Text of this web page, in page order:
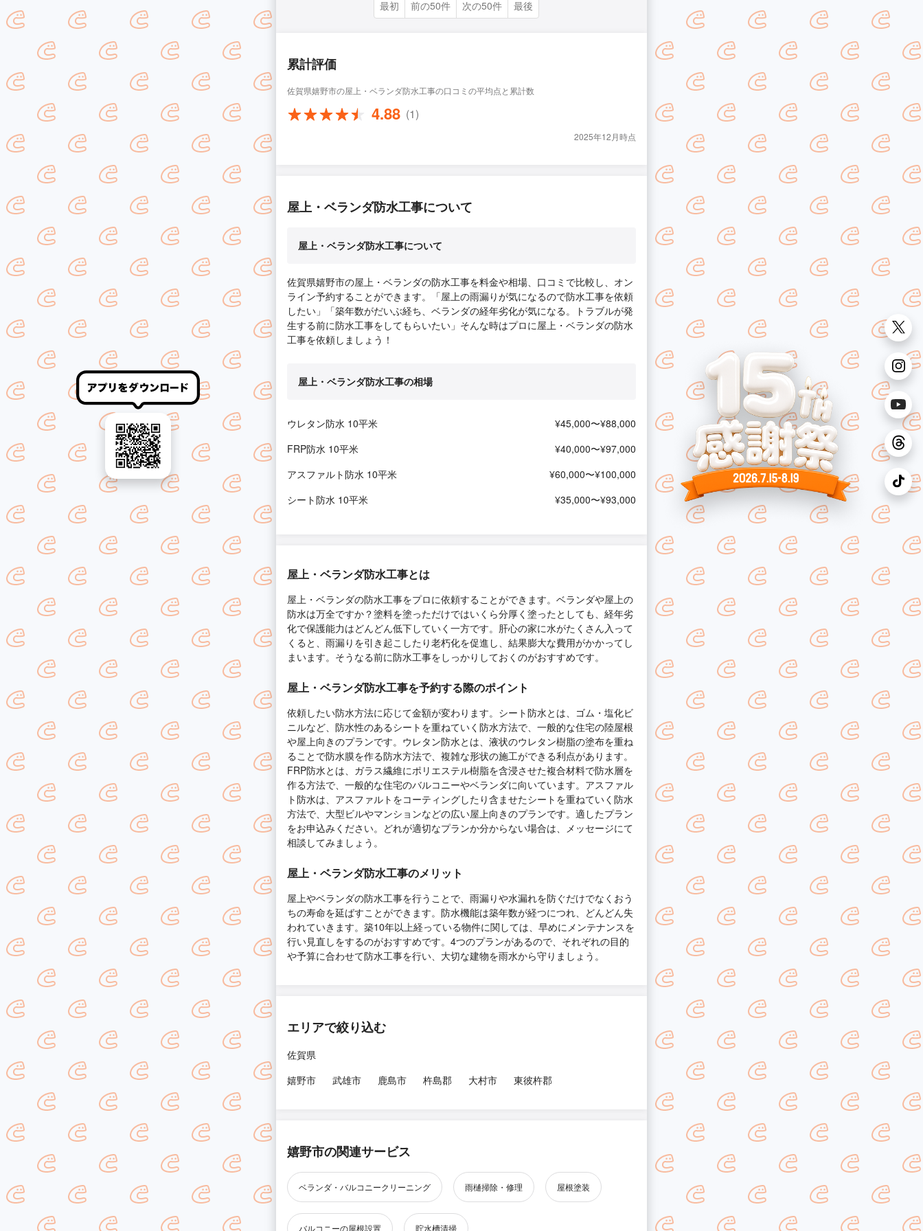
最初 前の50件 次の50件 最後
累計評価
佐賀県嬉野市の屋上・ベランダ防水工事の口コミの平均点と累計数
4.88 (1)
2025年12月時点
屋上・ベランダ防水工事について
屋上・ベランダ防水工事について
佐賀県嬉野市の屋上・ベランダの防水工事を料金や相場、口コミで比較し、オン
ライン予約することができます。「屋上の雨漏りが気になるので防水工事を依頼
したい」「築年数がだいぶ経ち、ベランダの経年劣化が気になる。トラブルが発
生する前に防水工事をしてもらいたい」そんな時はプロに屋上・ベランダの防水
工事を依頼しましょう！
屋上・ベランダ防水工事の相場
ウレタン防水 10平米
¥45,000〜¥88,000
FRP防水 10平米
¥40,000〜¥97,000
アスファルト防水 10平米
¥60,000〜¥100,000
シート防水 10平米
¥35,000〜¥93,000
屋上・ベランダ防水工事とは
屋上・ベランダの防水工事をプロに依頼することができます。ベランダや屋上の
防水は万全ですか？塗料を塗っただけではいくら分厚く塗ったとしても、経年劣
化で保護能力はどんどん低下していく一方です。肝心の家に水がたくさん入って
くると、雨漏りを引き起こしたり老朽化を促進し、結果膨大な費用がかかってし
まいます。そうなる前に防水工事をしっかりしておくのがおすすめです。
屋上・ベランダ防水工事を予約する際のポイント
依頼したい防水方法に応じて金額が変わります。シート防水とは、ゴム・塩化ビ
ニルなど、防水性のあるシートを重ねていく防水方法で、一般的な住宅の陸屋根
や屋上向きのプランです。ウレタン防水とは、液状のウレタン樹脂の塗布を重ね
ることで防水膜を作る防水方法で、複雑な形状の施工ができる利点があります。
FRP防水とは、ガラス繊維にポリエステル樹脂を含浸させた複合材料で防水層を
作る方法で、一般的な住宅のバルコニーやベランダに向いています。アスファル
ト防水は、アスファルトをコーティングしたり含ませたシートを重ねていく防水
方法で、大型ビルやマンションなどの広い屋上向きのプランです。適したプラン
をお申込みください。どれが適切なプランか分からない場合は、メッセージにて
相談してみましょう。
屋上・ベランダ防水工事のメリット
屋上やベランダの防水工事を行うことで、雨漏りや水漏れを防ぐだけでなくおう
ちの寿命を延ばすことができます。防水機能は築年数が経つにつれ、どんどん失
われていきます。築10年以上経っている物件に関しては、早めにメンテナンスを
行い見直しをするのがおすすめです。4つのプランがあるので、それぞれの目的
や予算に合わせて防水工事を行い、大切な建物を雨水から守りましょう。
エリアで絞り込む
佐賀県
嬉野市
武雄市 鹿島市 杵島郡 大村市 東彼杵郡
嬉野市の関連サービス
ベランダ・バルコニークリーニング 雨樋掃除・修理 屋根塗装
バルコニーの屋根設置 貯水槽清掃